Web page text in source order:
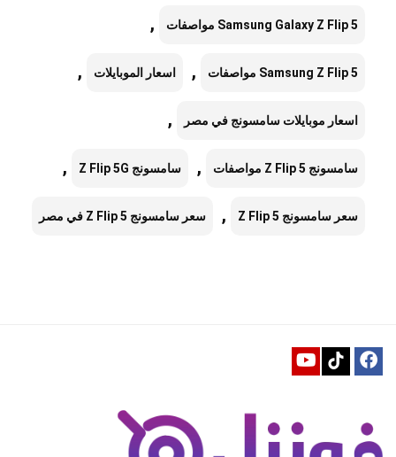
Samsung Galaxy Z Flip 5 مواصفات ,
Samsung Z Flip 5 مواصفات , اسعار الموبايلات ,
اسعار موبايلات سامسونج في مصر ,
سامسونج Z Flip 5 مواصفات , سامسونج Z Flip 5G ,
سعر سامسونج Z Flip 5 , سعر سامسونج Z Flip 5 في مصر